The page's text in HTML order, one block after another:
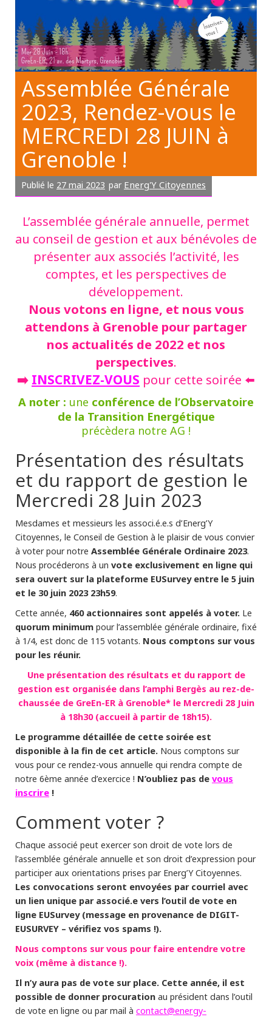
Assemblée Générale
2023, Rendez-vous le
MERCREDI 28 JUIN à
Grenoble !
Publié le 27 mai 2023 par Energ'Y Citoyennes
L’assemblée générale annuelle, permet
au conseil de gestion et aux bénévoles de
présenter aux associés l’activité, les
comptes, et les perspectives de
développement.
Nous votons en ligne, et nous vous
attendons à Grenoble pour partager
nos actualités de 2022 et nos
perspectives.
➡️ INSCRIVEZ-VOUS pour cette soirée ⬅️
A noter : une conférence de l’Observatoire
de la Transition Energétique
précèdera notre AG !
Présentation des résultats
et du rapport de gestion le
Mercredi 28 Juin 2023
Mesdames et messieurs les associ.é.e.s d’Energ’Y
Citoyennes, le Conseil de Gestion à le plaisir de vous convier
à voter pour notre Assemblée Générale Ordinaire 2023.
Nous procéderons à un vote exclusivement en ligne qui
sera ouvert sur la plateforme EUSurvey entre le 5 juin
et le 30 juin 2023 23h59.
Cette année, 460 actionnaires sont appelés à voter. Le
quorum minimum pour l’assemblée générale ordinaire, fixé
à 1/4, est donc de 115 votants. Nous comptons sur vous
pour les réunir.
Une présentation des résultats et du rapport de
gestion est organisée dans l’amphi Bergès au rez-de-
chaussée de GreEn-ER à Grenoble* le Mercredi 28 Juin
à 18h30 (accueil à partir de 18h15).
Le programme détaillée de cette soirée est
disponible à la fin de cet article. Nous comptons sur
vous pour ce rendez-vous annuelle qui rendra compte de
notre 6ème année d’exercice ! N’oubliez pas de vous
inscrire !
Comment voter ?
Chaque associé peut exercer son droit de vote lors de
l’assemblée générale annuelle et son droit d’expression pour
participer aux orientations prises par Energ’Y Citoyennes.
Les convocations seront envoyées par courriel avec
un lien unique par associé.e vers l’outil de vote en
ligne EUSurvey (message en provenance de DIGIT-
EUSURVEY – vérifiez vos spams !).
Nous comptons sur vous pour faire entendre votre
voix (même à distance !).
Il n’y aura pas de vote sur place. Cette année, il est
possible de donner procuration au président dans l’outil
de vote en ligne ou par mail à contact@energy-